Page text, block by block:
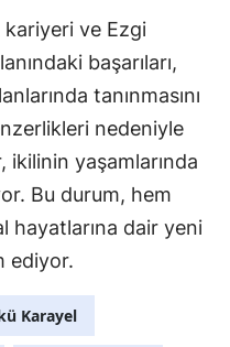
ve Ezgi
başarıları,
tanınmasını
nedeniyle
ikilinin yaşamlarında
Bu durum, hem
hayatlarına dair yeni
ediyor.
Karayel